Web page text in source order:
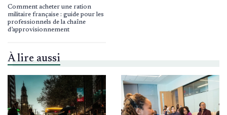
Comment acheter une ration
militaire française : guide pour les
professionnels de la chaîne
d’approvisionnement
À lire aussi